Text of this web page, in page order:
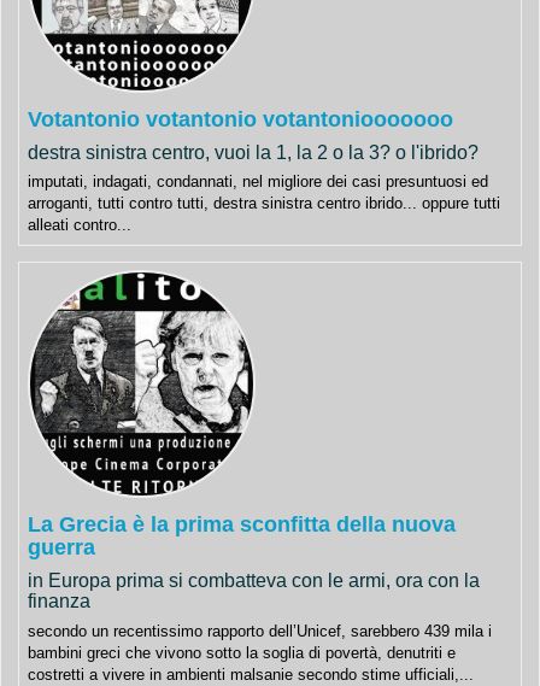
Votantonio votantonio votantoniooooooo
destra sinistra centro, vuoi la 1, la 2 o la 3? o l'ibrido?
imputati, indagati, condannati, nel migliore dei casi presuntuosi ed
arroganti, tutti contro tutti, destra sinistra centro ibrido... oppure tutti
alleati contro...
La Grecia è la prima sconfitta della nuova
guerra
in Europa prima si combatteva con le armi, ora con la
finanza
secondo un recentissimo rapporto dell’Unicef, sarebbero 439 mila i
bambini greci che vivono sotto la soglia di povertà, denutriti e
costretti a vivere in ambienti malsanie secondo stime ufficiali,...